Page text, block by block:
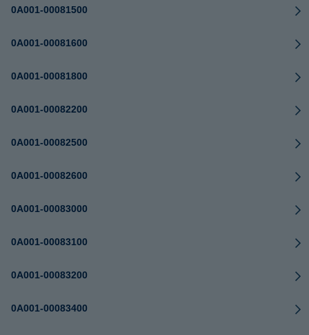
0A001-00081500
0A001-00081600
0A001-00081800
0A001-00082200
0A001-00082500
0A001-00082600
0A001-00083000
0A001-00083100
0A001-00083200
0A001-00083400